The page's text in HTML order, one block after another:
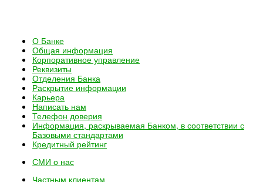
О Банке
Общая информация
Корпоративное управление
Реквизиты
Отделения Банка
Раскрытие информации
Карьера
Написать нам
Телефон доверия
Информация, раскрываемая Банком, в соответствии с
Базовыми стандартами
Кредитный рейтинг
СМИ о нас
Частным клиентам